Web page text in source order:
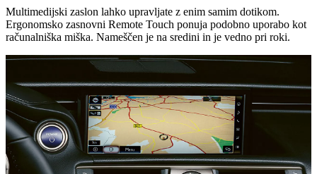
Multimedijski zaslon lahko upravljate z enim samim dotikom.
Ergonomsko zasnovni Remote Touch ponuja podobno uporabo kot
računalniška miška. Nameščen je na sredini in je vedno pri roki.